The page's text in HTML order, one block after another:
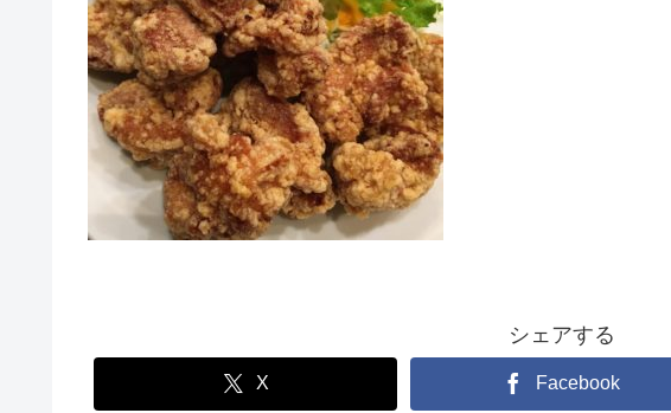
シェアする
X Facebook